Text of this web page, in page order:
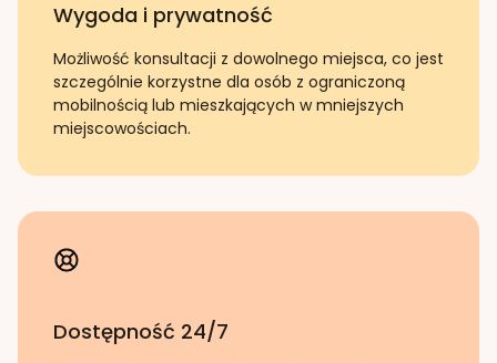
Wygoda i prywatność
Możliwość konsultacji z dowolnego miejsca, co jest
szczególnie korzystne dla osób z ograniczoną
mobilnością lub mieszkających w mniejszych
miejscowościach.
Dostępność 24/7